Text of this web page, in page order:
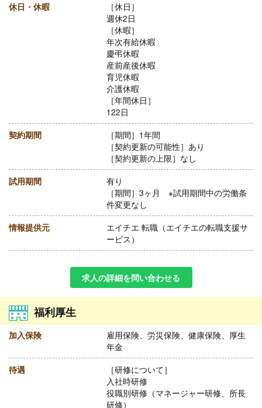
休日・休暇
［休日］
週休2日
［休暇］
年次有給休暇
慶弔休暇
産前産後休暇
育児休暇
介護休暇
［年間休日］
122日
契約期間
［期間］1年間
［契約更新の可能性］あり
［契約更新の上限］なし
試用期間
有り
［期間］3ヶ月 ※試用期間中の労働条
件変更なし
情報提供元
エイチエ 転職（エイチエの転職支援サ
ービス）
求人の詳細を問い合わせる
福利厚生
加入保険
雇用保険、労災保険、健康保険、厚生
年金
待遇
［研修について］
入社時研修
役職別研修（マネージャー研修、所長
研修）